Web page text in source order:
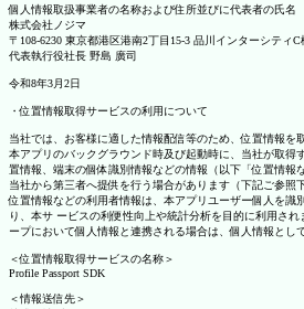
個人情報取扱事業者の名称および住所並びに代表者の氏名
株式会社ノジマ
〒108-6230 東京都港区港南2丁目15-3 品川インターシティC
代表執行役社長 野島 廣司
令和8年3月2日
・位置情報取得サービスの利用について
当社では、お客様に適した情報配信等のため、位置情報を
本アプリのバックグラウンド時及び起動時に、当社が取得
置情報、端末の個体識別情報などの情報（以下「位置情報
当社から第三者へ提供を行う場合があります（下記ご参照
位置情報などの利用者情報は、本アプリユーザー個人を識
り、本サ ービスの利便性向上や統計分析を目的に利用さ
ープにおいて個人情報と連携される場合は、個人情報とし
＜位置情報取得サービスの名称＞
Profile Passport SDK
＜情報送信先＞